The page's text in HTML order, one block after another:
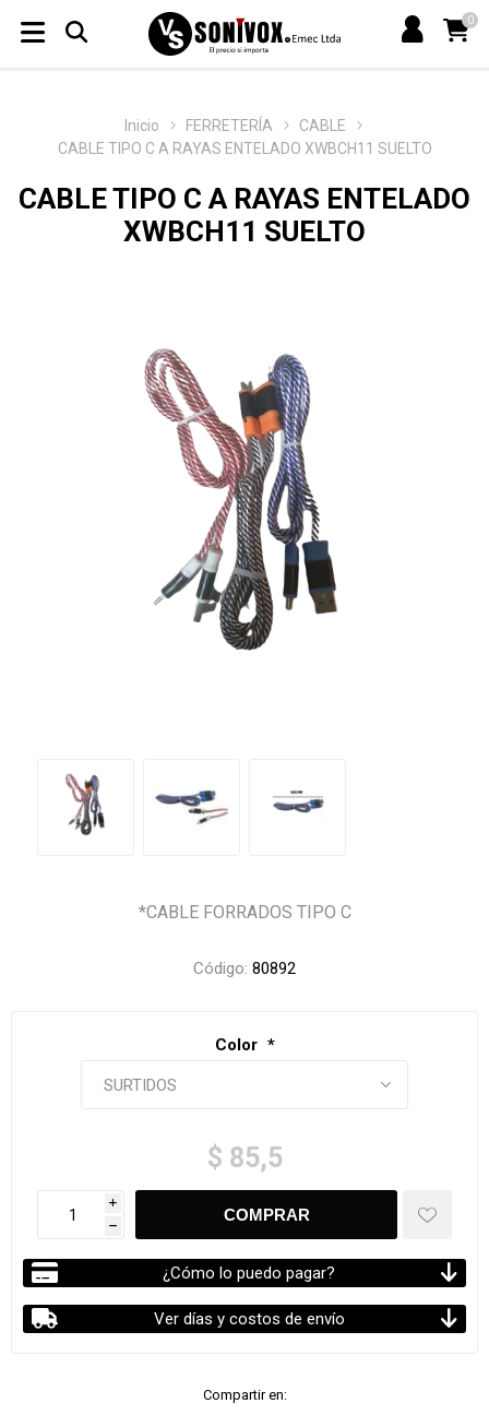
0
Inicio FERRETERÍA
CABLE
CABLE TIPO C A RAYAS ENTELADO XWBCH11 SUELTO
CABLE TIPO C A RAYAS ENTELADO
XWBCH11 SUELTO
*CABLE FORRADOS TIPO C
Código: 80892
Color *
$ 85,5
i
h
¿Cómo lo puedo pagar?
Ver días y costos de envío
Compartir en: